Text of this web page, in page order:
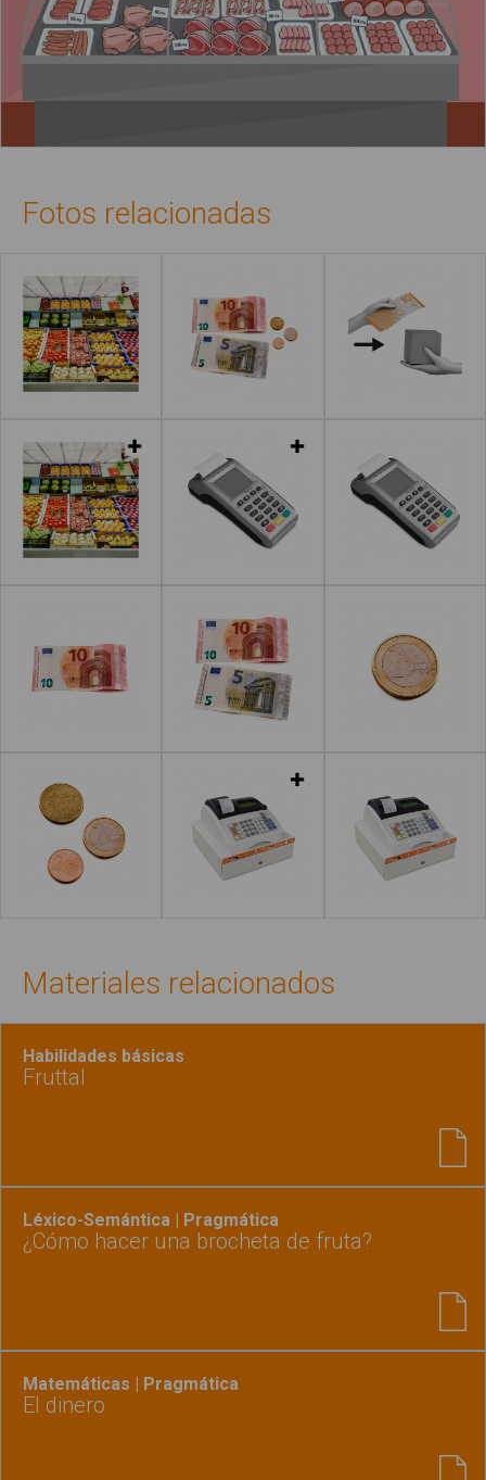
Fotos relacionadas
Materiales relacionados
Habilidades básicas
Fruttal
Léxico-Semántica | Pragmática
¿Cómo hacer una brocheta de fruta?
Matemáticas | Pragmática
El dinero